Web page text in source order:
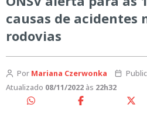
causas de acidentes
rodovias
Por Mariana Czerwonka
Atualizado 08/11/2022 às 22h32